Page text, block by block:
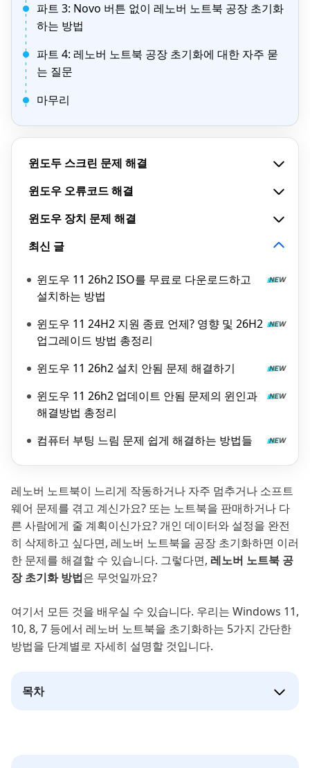
파트 3: Novo 버튼 없이 레노버 노트북 공장 초기화
하는 방법
파트 4: 레노버 노트북 공장 초기화에 대한 자주 묻
는 질문
마무리
윈도두 스크린 문제 해결
윈도우 오류코드 해결
윈도우 장치 문제 해결
최신 글
윈도우 11 26h2 ISO를 무료로 다운로드하고
설치하는 방법
윈도우 11 24H2 지원 종료 언제? 영향 및 26H2
업그레이드 방법 총정리
윈도우 11 26h2 설치 안됨 문제 해결하기
윈도우 11 26h2 업데이트 안됨 문제의 윈인과
해결방법 총정리
컴퓨터 부팅 느림 문제 쉽게 해결하는 방법들
레노버 노트북이 느리게 작동하거나 자주 멈추거나 소프트
웨어 문제를 겪고 계신가요? 또는 노트북을 판매하거나 다
른 사람에게 줄 계획이신가요? 개인 데이터와 설정을 완전
히 삭제하고 싶다면, 레노버 노트북을 공장 초기화하면 이러
한 문제를 해결할 수 있습니다. 그렇다면, 레노버 노트북 공
장 초기화 방법은 무엇일까요?
여기서 모든 것을 배우실 수 있습니다. 우리는 Windows 11,
10, 8, 7 등에서 레노버 노트북을 초기화하는 5가지 간단한
방법을 단계별로 자세히 설명할 것입니다.
목차